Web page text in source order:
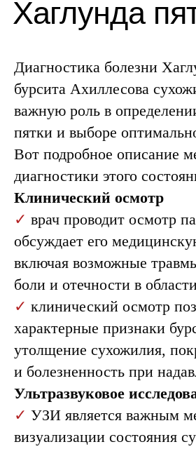
Диагностика болезни
бурсита Ахиллесова
важную роль в
пятки и выборе
Вот подробное описание
диагностики этого
Клинический осмотр
✓ врач проводит осмотр
обсуждает его
включая возможные
боли и отечности в
✓ клинический осмотр
характерные признаки
утолщение сухожилия,
и болезненность при
Ультразвуковое
✓ УЗИ является важным
визуализации состояния